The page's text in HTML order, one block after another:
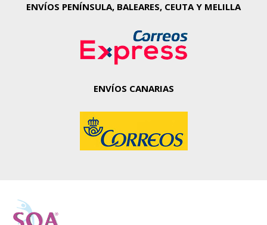
ENVÍOS PENÍNSULA, BALEARES, CEUTA Y MELILLA
ENVÍOS CANARIAS